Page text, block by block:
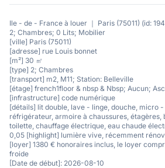
Ile - de - France à louer ｜ Paris (75011) (id:
2; Chambres; 0 Lits; Mobilier
[ville] Paris (75011)
[adresse] rue Louis bonnet
[m²] 30 ㎡
[type] 2; Chambres
[transport] m2, M11; Station: Belleville
[étage] french1floor & nbsp & Nbsp; Aucun;
[infrastructure] code numérique
[détails] lit double, lave - linge, douche, micro -
réfrigérateur, armoire à chaussures, étagères,
toilette, chauffage électrique, eau chaude
0,05 [highlight] lumière vive, récemment
[loyer] 1380 € honoraires inclus, le loyer
froide
[Date de début]: 2026-08-10